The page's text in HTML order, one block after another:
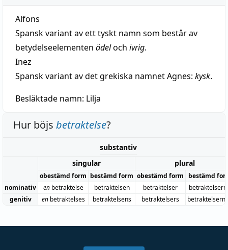
Alfons
Spansk variant av ett tyskt namn som består av
betydelseelementen ädeloch ivrig.
Inez
Spansk variant av det grekiska namnet Agnes: kysk.
Besläktade namn: Lilja
Hur böjs betraktelse?
substantiv
singular
plural
obestämd form bestämd form obestämd form
bestämd
nominativ
enbetraktelse betraktelsen betraktelser
genitiv
enbetraktelses betraktelsens betraktelsers